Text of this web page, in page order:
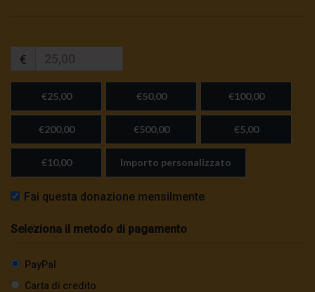
€
€25,00 €50,00 €100,00
€200,00 €500,00 €5,00
€10,00 Importo personalizzato
Fai questa donazione mensilmente
Seleziona il metodo di pagamento
PayPal
Carta di credito